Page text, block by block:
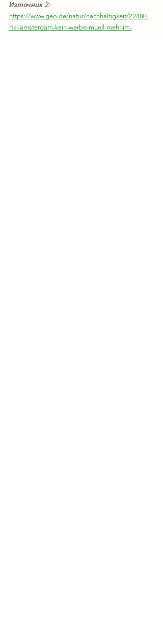
Източник 2:
https://www.geo.de/natur/nachhaltigkeit/22480-
rtkl-amsterdam-kein-werbe-muell-mehr-im-